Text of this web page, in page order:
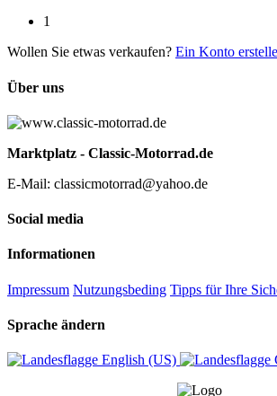
1
Wollen Sie etwas verkaufen? Ein Konto
Über uns
Marktplatz - Classic-Motorrad.de
E-Mail: classicmotorrad@yahoo.de
Social media
Informationen
Impressum Nutzungsbeding Tipps für Ihre
Sprache ändern
English (US)‎